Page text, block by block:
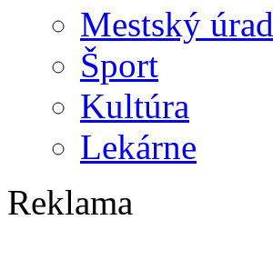
Mestský úrad
Šport
Kultúra
Lekárne
Reklama